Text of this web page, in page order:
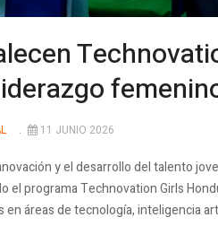
11 JUNIO 2026
y el desarrollo del talento
el programa Technovation Girls
áreas de tecnología, inteligencia